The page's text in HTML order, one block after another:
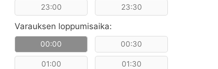
23:00 23:30
Varauksen loppumisaika:
00:00 00:30
01:00 01:30